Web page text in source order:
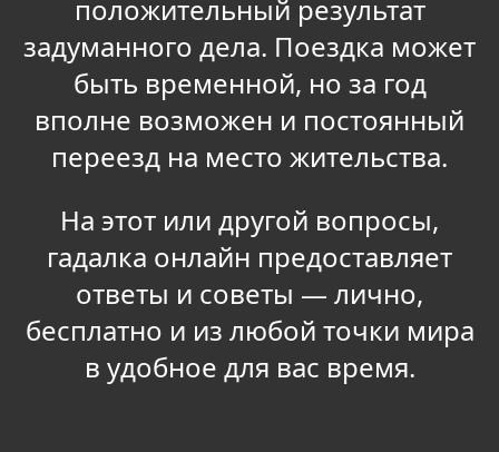
положительный результат
задуманного дела. Поездка может
быть временной, но за год
вполне возможен и постоянный
переезд на место жительства.
На этот или другой вопросы,
гадалка онлайн предоставляет
ответы и советы — лично,
бесплатно и из любой точки мира
в удобное для вас время.